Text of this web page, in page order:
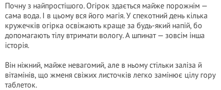
Почну з найпростішого. Огірок здається майже порожнім —
сама вода. І в цьому вся його магія. У спекотний день кілька
кружечків огірка освіжають краще за будь-який напій, бо
допомагають тілу втримати вологу. А шпинат — зовсім інша
історія.
Він ніжний, майже невагомий, але в ньому стільки заліза й
вітамінів, що жменя свіжих листочків легко замінює цілу гору
таблеток.